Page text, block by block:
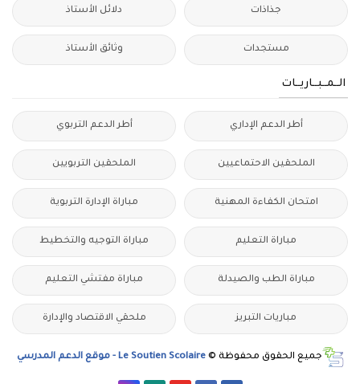
جذاذات دلائل الأستاذ
مستجدات وثائق الأستاذ
الــمــبــاريــات
أطر الدعم الإداري أطر الدعم التربوي
الملحقين الاحتماعيين الملحقين التربويين
امتحان الكفاءة المهنية مباراة الإدارة التربوية
مباراة التعليم مباراة التوجيه والتخطيط
مباراة الطب والصيدلة مباراة مفتشي التعليم
مباريات التبريز ملحقي الاقتصاد والإدارة
جميع الحقوق محفوظة © Le Soutien Scolaire - موقع الدعم المدرسي